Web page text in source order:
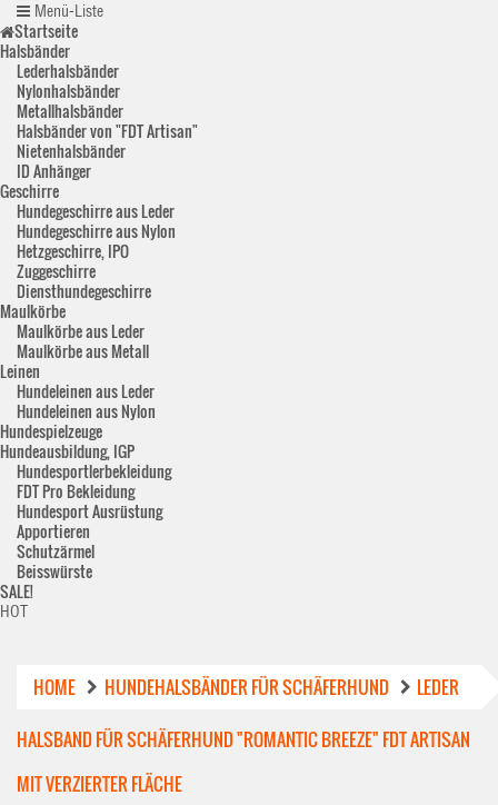
Menü-Liste
Startseite
Halsbänder
Lederhalsbänder
Nylonhalsbänder
Metallhalsbänder
Halsbänder von "FDT Artisan"
Nietenhalsbänder
ID Anhänger
Geschirre
Hundegeschirre aus Leder
Hundegeschirre aus Nylon
Hetzgeschirre, IPO
Zuggeschirre
Diensthundegeschirre
Maulkörbe
Maulkörbe aus Leder
Maulkörbe aus Metall
Leinen
Hundeleinen aus Leder
Hundeleinen aus Nylon
Hundespielzeuge
Hundeausbildung, IGP
Hundesportlerbekleidung
FDT Pro Bekleidung
Hundesport Ausrüstung
Apportieren
Schutzärmel
Beisswürste
SALE!
HOT
HOME HUNDEHALSBÄNDER FÜR SCHÄFERHUND
LEDER
HALSBAND FÜR SCHÄFERHUND "ROMANTIC BREEZE" FDT ARTISAN
MIT VERZIERTER FLÄCHE